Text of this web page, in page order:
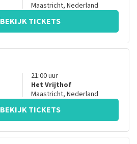
Maastricht, Nederland
BEKIJK TICKETS
21:00uur
Het Vrijthof
Maastricht, Nederland
BEKIJK TICKETS